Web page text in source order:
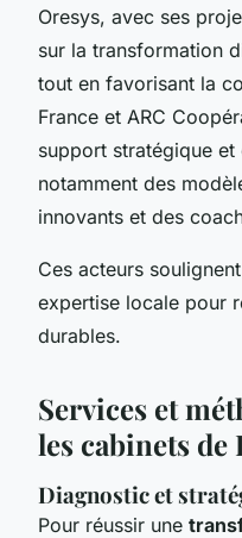
Oresys, avec ses
sur la transformation
tout en favorisant la
France et ARC
support stratégique
notamment des
innovants et des
Ces acteurs
expertise locale pour
durables.
Services et
les cabinets de
Diagnostic et
Pour réussir une